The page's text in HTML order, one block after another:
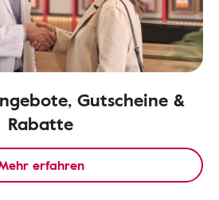
Gutscheine &
Rabatte
erfahren